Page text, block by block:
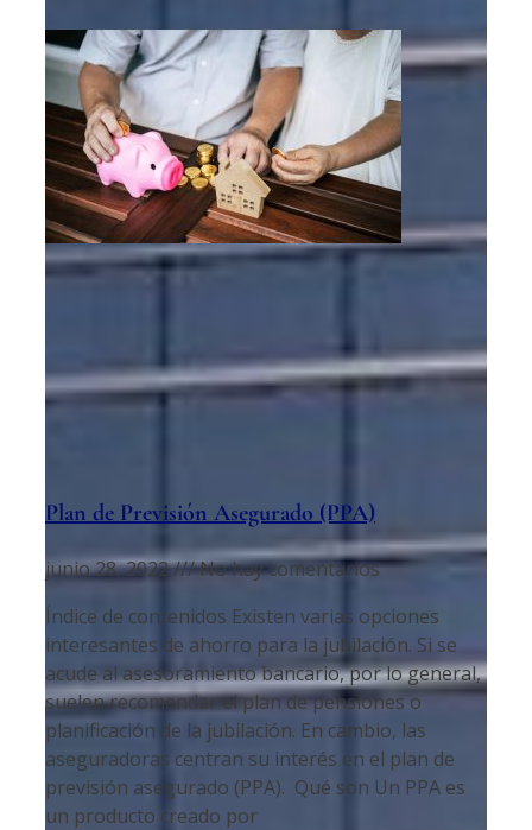
Plan de Previsión Asegurado (PPA)
junio 28, 2022
No hay comentarios
Índice de contenidos Existen varias opciones
interesantes de ahorro para la jubilación. Si se
acude al asesoramiento bancario, por lo general,
suelen recomendar el plan de pensiones o
planificación de la jubilación. En cambio, las
aseguradoras centran su interés en el plan de
previsión asegurado (PPA). Qué son Un PPA es
un producto creado por